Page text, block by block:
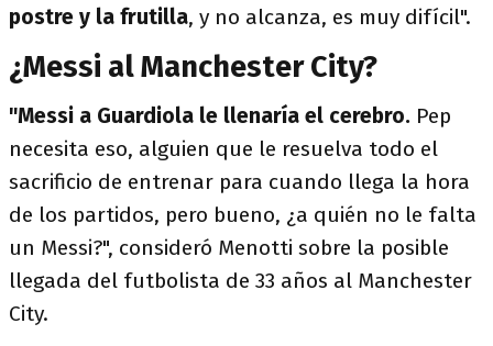
postre y la frutilla, y no alcanza, es muy difícil".
¿Messi al Manchester City?
"Messi a Guardiola le llenaría el cerebro. Pep
necesita eso, alguien que le resuelva todo el
sacrificio de entrenar para cuando llega la hora
de los partidos, pero bueno, ¿a quién no le falta
un Messi?", consideró Menotti sobre la posible
llegada del futbolista de 33 años al Manchester
City.